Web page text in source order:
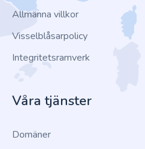
Allmänna villkor
Visselblåsarpolicy
Integritetsramverk
Våra tjänster
Domäner